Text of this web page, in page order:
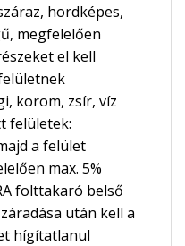
hordképes,
megfelelően
el kell
korom, zsír, víz
felületek:
a felület
max. 5%
folttakaró belső
után kell a
hígítatlanul